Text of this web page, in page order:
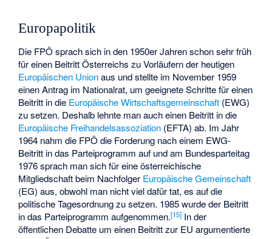
Europapolitik
Die FPÖ sprach sich in den 1950er Jahren schon sehr früh
für einen Beitritt Österreichs zu Vorläufern der heutigen
Europäischen Unionaus und stellte im November 1959
einen Antrag im Nationalrat, um geeignete Schritte für einen
Beitritt in die Europäische Wirtschaftsgemeinschaft (EWG)
zu setzen. Deshalb lehnte man auch einen Beitritt in die
Europäische Freihandelsassoziation (EFTA) ab. Im Jahr
1964 nahm die FPÖ die Forderung nach einem EWG-
Beitritt in das Parteiprogramm auf und am Bundesparteitag
1976 sprach man sich für eine österreichische
Mitgliedschaft beim Nachfolger Europäische Gemeinschaft
(EG) aus, obwohl man nicht viel dafür tat, es auf die
politische Tagesordnung zu setzen. 1985 wurde der Beitritt
in das Parteiprogramm aufgenommen.[15] In der
öffentlichen Debatte um einen Beitritt zur EU argumentierte